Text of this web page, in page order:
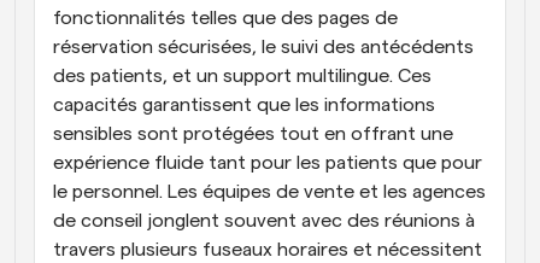
fonctionnalités telles que des pages de
réservation sécurisées, le suivi des antécédents
des patients, et un support multilingue. Ces
capacités garantissent que les informations
sensibles sont protégées tout en offrant une
expérience fluide tant pour les patients que pour
le personnel. Les équipes de vente et les agences
de conseil jonglent souvent avec des réunions à
travers plusieurs fuseaux horaires et nécessitent